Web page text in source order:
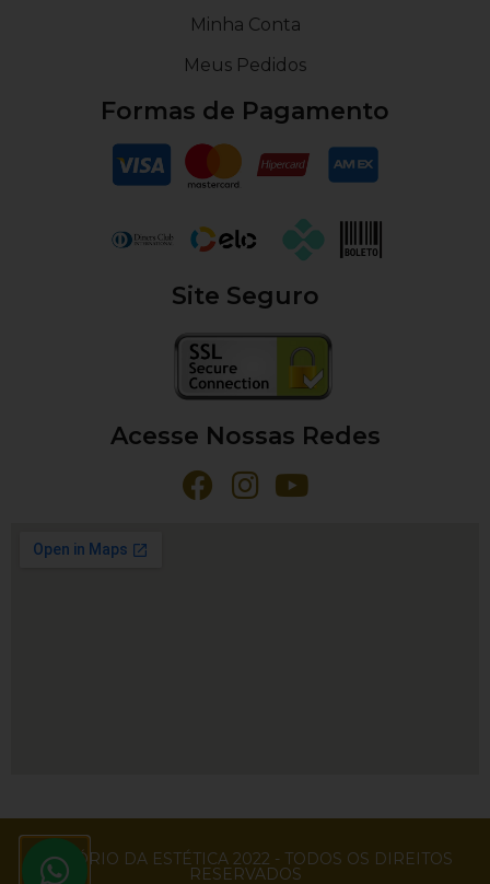
Minha Conta
Meus Pedidos
Formas de Pagamento
Site Seguro
Acesse Nossas Redes
EMPÓRIO DA ESTÉTICA 2022 - TODOS OS DIREITOS
RESERVADOS